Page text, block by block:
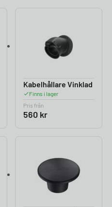
Kabelhållare Vinklad
Finns i lager
Pris från
560 kr